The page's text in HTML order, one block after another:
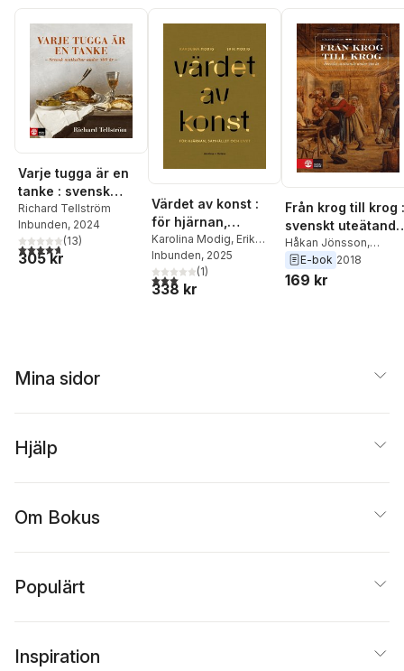
Varje tugga är en
tanke : svensk
matkultur under
800 år
Richard Tellström
Inbunden, 2024
4,7utav 5 stjärnor. Totalt antal röster:
(13)
305 kr
Värdet av konst :
för hjärnan,
samhället och livet
Karolina Modig, Erik
Modig
Inbunden, 2025
3,0utav 5 stjärnor. Totalt antal röster:
(1)
338 kr
Från krog till krog :
svenskt uteätande
under 700 år
Håkan Jönsson,
Richard Tellström
E-bok 2018
169 kr
Mina sidor
Hjälp
Om Bokus
Populärt
Inspiration